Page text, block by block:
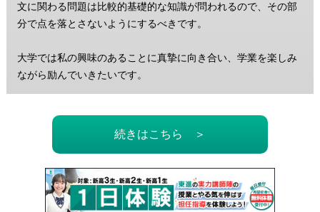
文に関わる問題は比較的基礎的な知識が問われるので、その部
分で点を落とさないようにするべきです。
大学では私の興味のあることに真摯に向き合い、学業を楽しみ
ながら励んでいきたいです。
続きはこちら ＞